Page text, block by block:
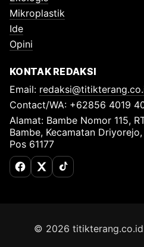
Mikroplastik
Ide
Opini
KONTAK REDAKSI
Email:
Contact/WA: +62856 4019
Alamat: Bambe Nomor 115,
Bambe, Kecamatan
Pos 61177
Facebook
X (Twitter)
TikTok
© 2026